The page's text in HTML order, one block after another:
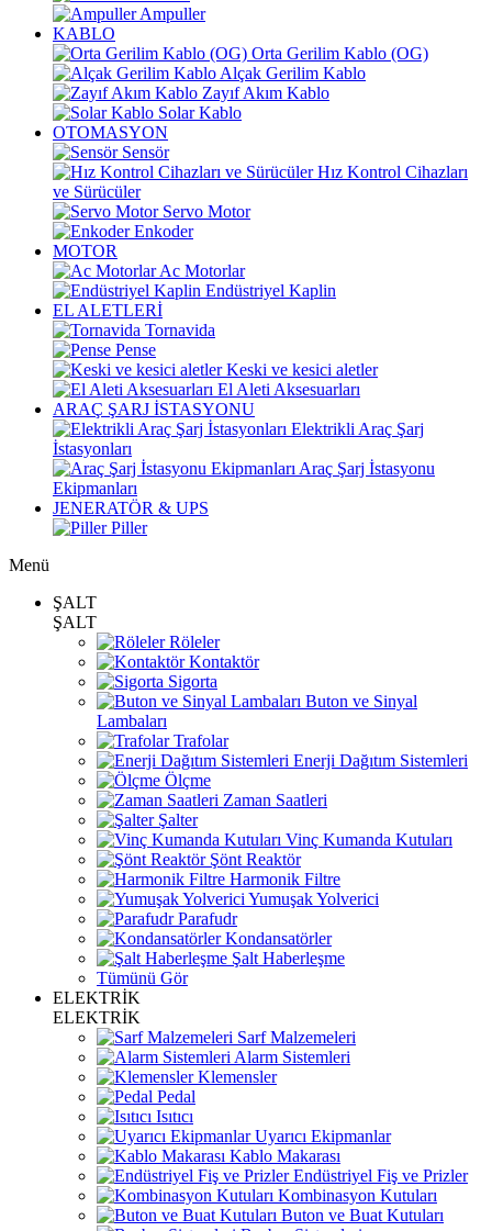
Ampuller
KABLO
Orta Gerilim Kablo (OG)
Alçak Gerilim Kablo
Zayıf Akım Kablo
Solar Kablo
OTOMASYON
Sensör
Hız Kontrol Cihazları
ve Sürücüler
Servo Motor
Enkoder
MOTOR
Ac Motorlar
Endüstriyel Kaplin
EL ALETLERİ
Tornavida
Pense
Keski ve kesici aletler
El Aleti Aksesuarları
ARAÇ ŞARJ İSTASYONU
Elektrikli Araç Şarj
İstasyonları
Araç Şarj İstasyonu
Ekipmanları
JENERATÖR & UPS
Piller
Menü
ŞALT
ŞALT
Röleler
Kontaktör
Sigorta
Buton ve Sinyal
Lambaları
Trafolar
Enerji Dağıtım Sistemleri
Ölçme
Zaman Saatleri
Şalter
Vinç Kumanda Kutuları
Şönt Reaktör
Harmonik Filtre
Yumuşak Yolverici
Parafudr
Kondansatörler
Şalt Haberleşme
Tümünü Gör
ELEKTRİK
ELEKTRİK
Sarf Malzemeleri
Alarm Sistemleri
Klemensler
Pedal
Isıtıcı
Uyarıcı Ekipmanlar
Kablo Makarası
Endüstriyel Fiş ve Prizler
Kombinasyon Kutuları
Buton ve Buat Kutuları